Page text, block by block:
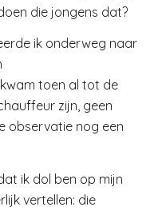
die jongens dat?
ik onderweg naar
toen al tot de
zijn, geen
observatie nog een
ik dol ben op mijn
vertellen: die